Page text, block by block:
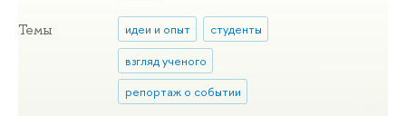
Темы идеи и опыт
студенты
взгляд ученого
репортаж о событии